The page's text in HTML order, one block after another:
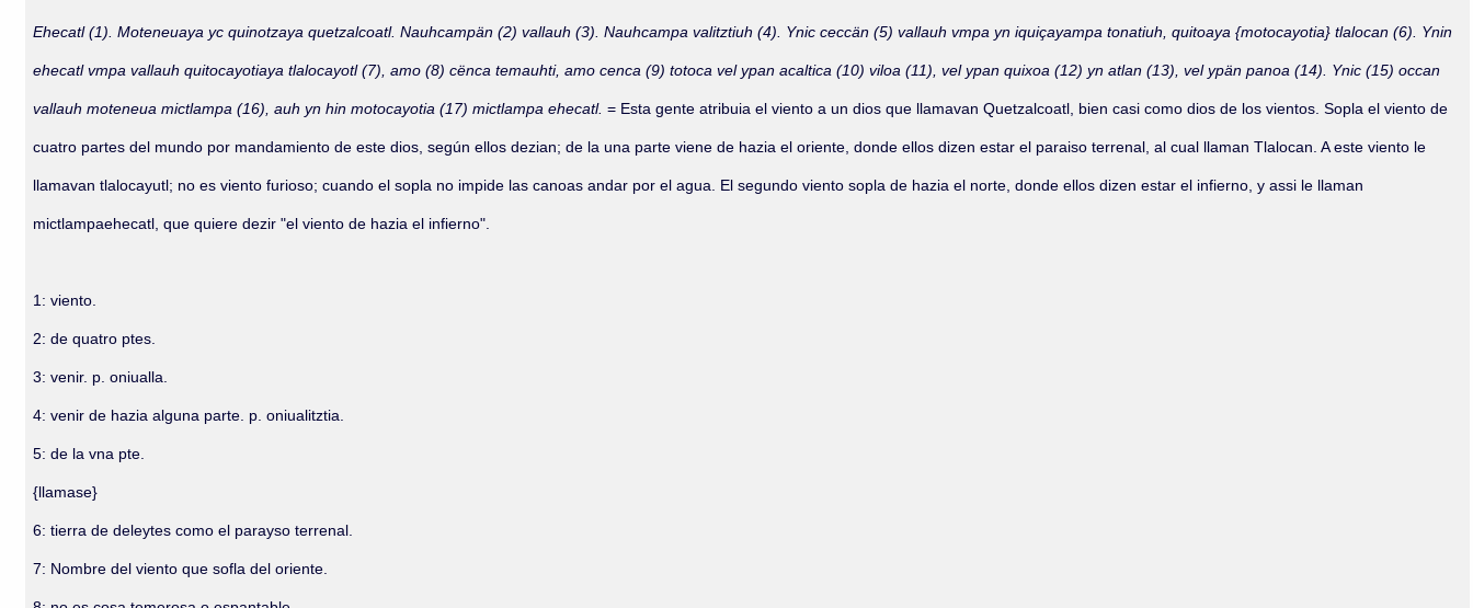
Wimmer
Ehecatl (1). Moteneuaya yc quinotzaya quetzalcoatl. Nauhcampän (2) vallauh (3). Nauhcampa valitztiuh (4). Ynic ceccän (5) vallauh vmpa yn iquiçayampa tonatiuh, quitoaya {motocayotia} tlalocan (6). Ynin
ehecatl vmpa vallauh quitocayotiaya tlalocayotl (7), amo (8) cënca temauhti, amo cenca (9) totoca vel ypan acaltica (10) viloa (11), vel ypan quixoa (12) yn atlan (13), vel ypän panoa (14). Ynic (15) occan
vallauh moteneua mictlampa (16), auh yn hin motocayotia (17) mictlampa ehecatl.= Esta gente atribuia el viento a un dios que llamavan Quetzalcoatl, bien casi como dios de los vientos. Sopla el viento de
cuatro partes del mundo por mandamiento de este dios, según ellos dezian; de la una parte viene de hazia el oriente, donde ellos dizen estar el paraiso terrenal, al cual llaman Tlalocan. A este viento le
llamavan tlalocayutl; no es viento furioso; cuando el sopla no impide las canoas andar por el agua. El segundo viento sopla de hazia el norte, donde ellos dizen estar el infierno, y assi le llaman
mictlampaehecatl, que quiere dezir "el viento de hazia el infierno".
1: viento.
2: de quatro ptes.
3: venir. p. oniualla.
4: venir de hazia alguna parte. p. oniualitztia.
5: de la vna pte.
{llamase}
6: tierra de deleytes como el parayso terrenal.
7: Nombre del viento que sofla del oriente.